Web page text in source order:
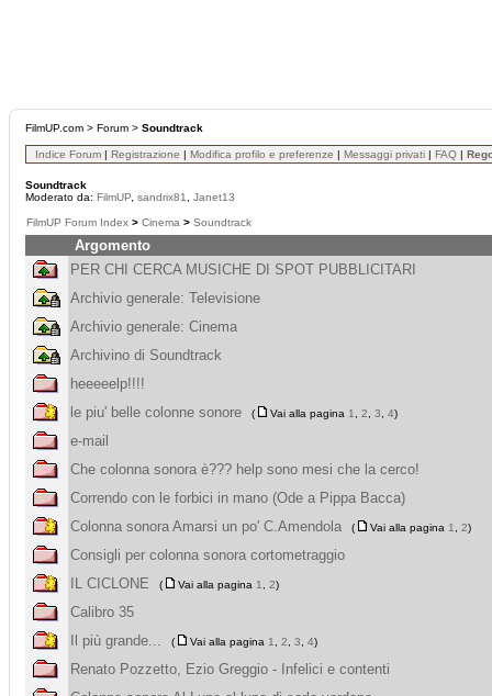
FilmUP.com > Forum > Soundtrack
Indice Forum | Registrazione | Modifica profilo e preferenze | Messaggi privati | FAQ |
Soundtrack
Moderato da: FilmUP sandrix81 Janet13
FilmUP Forum Index > Cinema > Soundtrack
Argomento
PER CHI CERCA MUSICHE DI SPOT PUBBLICITARI
Archivio generale: Televisione
Archivio generale: Cinema
Archivino di Soundtrack
heeeeelp!!!!
le piu' belle colonne sonore
( Vai alla pagina 1 2 3 4)
e-mail
Che colonna sonora è??? help sono mesi che la cerco!
Correndo con le forbici in mano (Ode a Pippa Bacca)
Colonna sonora Amarsi un po' C.Amendola
( Vai alla pagina 1 2)
Consigli per colonna sonora cortometraggio
IL CICLONE
( Vai alla pagina 1 2)
Calibro 35
Il più grande...
( Vai alla pagina 1 2 3 4)
Renato Pozzetto, Ezio Greggio - Infelici e contenti